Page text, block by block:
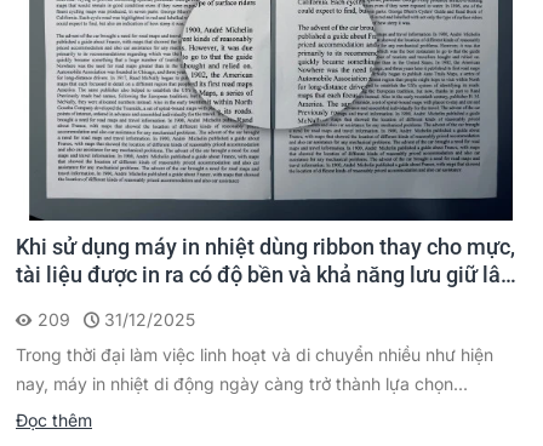
Khi sử dụng máy in nhiệt dùng ribbon thay cho mực,
tài liệu được in ra có độ bền và khả năng lưu giữ lâu
209
31/12/2025
Trong thời đại làm việc linh hoạt và di chuyển nhiều như hiện
nay, máy in nhiệt di động ngày càng trở thành lựa chọn...
Đọc thêm